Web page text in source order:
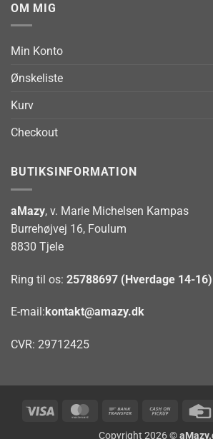
OM MIG
Min Konto
Ønskeliste
Kurv
Checkout
BUTIKSINFORMATION
aMazy, v. Marie Michelsen Kampas
Burrehøjvej 16, Foulum
8830 Tjele
Ring til os: 25788697 (Hverdage 14-16)
E-mail: kontakt@amazy.dk
CVR: 29712425
Visa MasterCardBank
Cash
Copyright 2026 ©